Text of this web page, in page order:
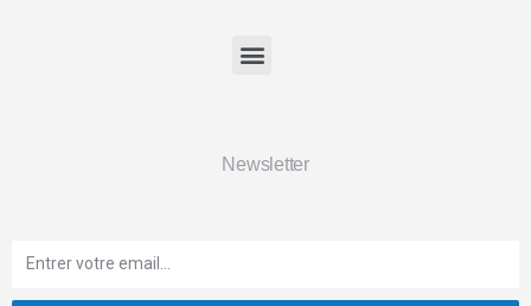
Newsletter